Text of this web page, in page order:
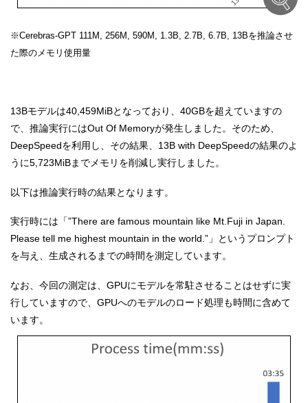
※Cerebras-GPT 111M, 256M, 590M, 1.3B, 2.7B, 6.7B, 13Bを推論させ
た際のメモリ使用量
13Bモデルは40,459MiBとなっており、40GBを超えていますの
で、推論実行にはOut Of Memoryが発生しました。そのため、
DeepSpeedを利用し、その結果、13B with DeepSpeedの結果のよ
うに5,723MiBまでメモリを削減し実行しました。
以下は推論実行時の結果となります。
実行時には「”There are famous mountain like Mt.Fuji in Japan.
Please tell me highest mountain in the world.”」というプロンプト
を与え、生成されるまでの時間を測定しています。
なお、今回の測定は、GPUにモデルを常駐させることはせずに実
行していますので、GPUへのモデルのロード処理も時間に含めて
います。